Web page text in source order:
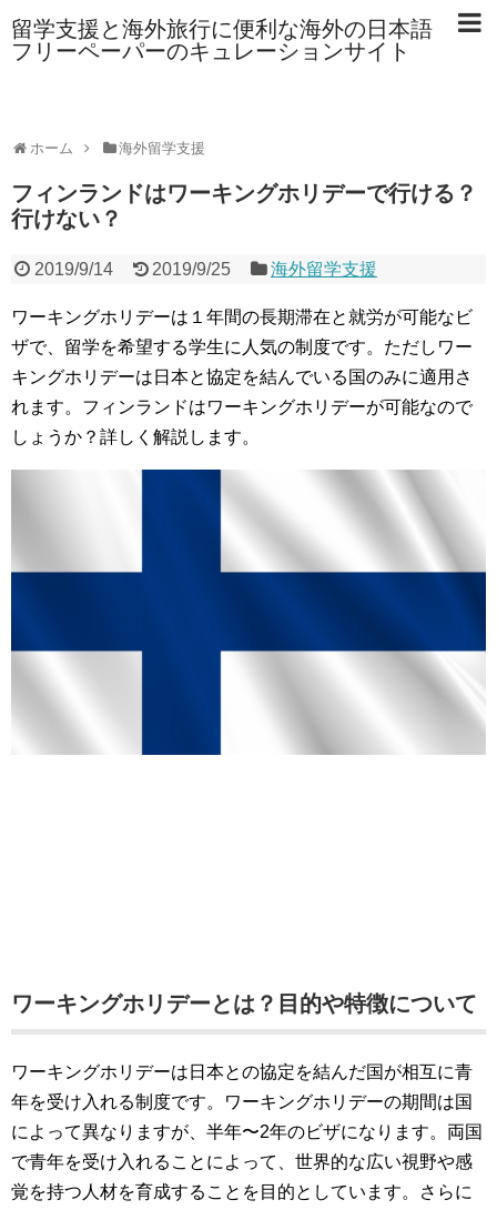
留学支援と海外旅行に便利な海外の日本語
フリーペーパーのキュレーションサイト
ホーム 海外留学支援
フィンランドはワーキングホリデーで行ける？
行けない？
2019/9/14 2019/9/25 海外留学支援
ワーキングホリデーは１年間の長期滞在と就労が可能なビ
ザで、留学を希望する学生に人気の制度です。ただしワー
キングホリデーは日本と協定を結んでいる国のみに適用さ
れます。フィンランドはワーキングホリデーが可能なので
しょうか？詳しく解説します。
ワーキングホリデーとは？目的や特徴について
ワーキングホリデーは日本との協定を結んだ国が相互に青
年を受け入れる制度です。ワーキングホリデーの期間は国
によって異なりますが、半年〜2年のビザになります。両国
で青年を受け入れることによって、世界的な広い視野や感
覚を持つ人材を育成することを目的としています。さらに